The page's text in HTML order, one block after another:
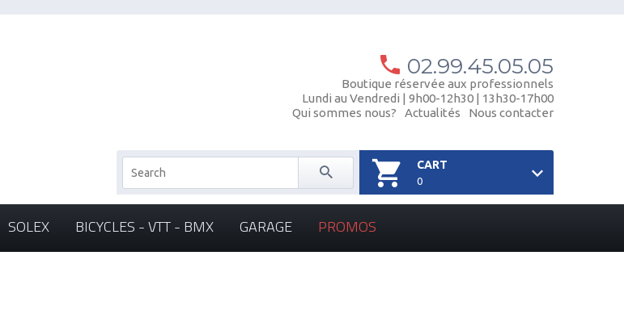
02.99.45.05.05
Boutique réservée aux professionnels
Lundi au Vendredi | 9h00-12h30 | 13h30-17h00
Qui sommes nous?
Actualités Nous contacter
CART
0
SOLEX BICYCLES - VTT - BMX GARAGE PROMOS